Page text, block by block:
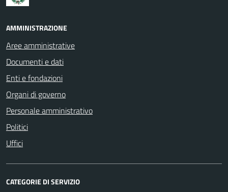
AMMINISTRAZIONE
Aree amministrative
Documenti e dati
Enti e fondazioni
Organi di governo
Personale amministrativo
Politici
Uffici
CATEGORIE DI SERVIZIO